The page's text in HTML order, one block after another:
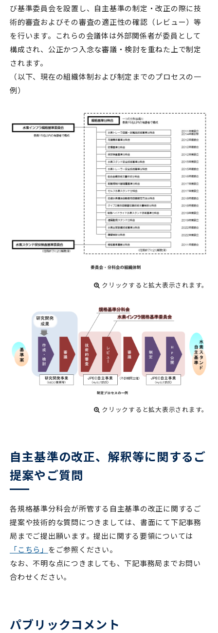
び基準委員会を設置し、自主基準の制定・改正の際に技
術的審査およびその審査の適正性の確認（レビュー）等
を行います。これらの会議体は外部関係者が委員として
構成され、公正かつ入念な審議・検討を重ねた上で制定
されます。
（以下、現在の組織体制および制定までのプロセスの一
例）
クリックすると拡大表示されます。
クリックすると拡大表示されます。
自主基準の改正、解釈等に関するご
提案やご質問
各規格基準分科会が所管する自主基準の改正に関するご
提案や技術的な質問につきましては、書面にて下記事務
局までご提出願います。提出に関する要領については
「こちら」 をご参照ください。
なお、不明な点につきましても、下記事務局までお問い
合わせください。
パブリックコメント